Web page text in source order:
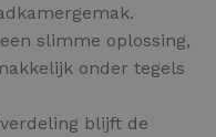
slimme oplossing,
onder tegels
blijft de